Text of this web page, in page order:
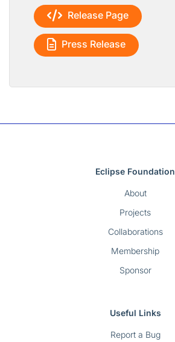
Release Page
Press Release
Eclipse Foundation
About
Projects
Collaborations
Membership
Sponsor
Useful Links
Report a Bug